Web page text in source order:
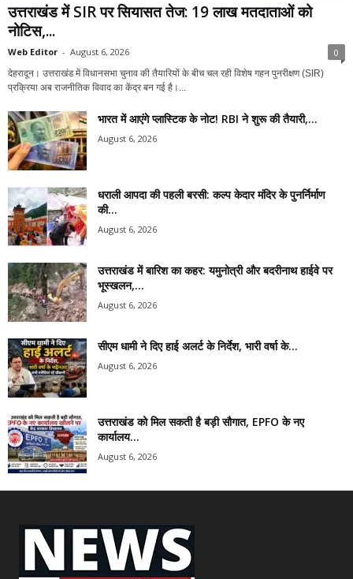
उत्तराखंड में SIR पर सियासत तेज: 19 लाख मतदाताओं को
नोटिस,...
Web Editor - August 6, 2026 0
देहरादून। उत्तराखंड में विधानसभा चुनाव की तैयारियों के बीच चल रही विशेष गहन पुनरीक्षण (SIR)
प्रक्रिया अब राजनीतिक विवाद का केंद्र बन गई है।...
भारत में आएंगे प्लास्टिक के नोट! RBI ने शुरू की तैयारी,...
August 6, 2026
धराली आपदा की पहली बरसी: कल्प केदार मंदिर के पुनर्निर्माण
की...
August 6, 2026
उत्तराखंड में बारिश का कहर: यमुनोत्री और बदरीनाथ हाईवे पर
भूस्खलन,...
August 6, 2026
सीएम धामी ने दिए हाई अलर्ट के निर्देश, भारी वर्षा के...
August 6, 2026
उत्तराखंड को मिल सकती है बड़ी सौगात, EPFO के नए
कार्यालय...
August 6, 2026